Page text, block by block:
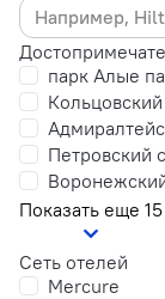
парк Алые
Петровский
Показать еще 15
Сеть отелей
Mercure